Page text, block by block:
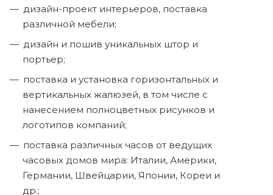
дизайн-проект интерьеров, поставка
различной мебели;
дизайн и пошив уникальных штор и
портьер;
поставка и установка горизонтальных и
вертикальных жалюзей, в том числе с
нанесением полноцветных рисунков и
логотипов компаний;
поставка различных часов от ведущих
часовых домов мира: Италии, Америки,
Германии, Швейцарии, Японии, Кореи и
др.;